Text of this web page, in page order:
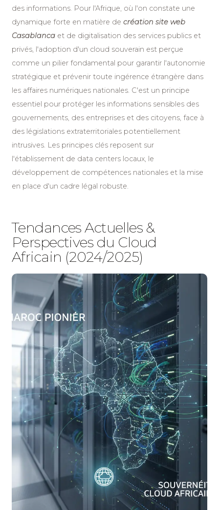
des informations. Pour l'Afrique, où l'on constate une
dynamique forte en matière de création site web
Casablanca et de digitalisation des services publics et
privés, l'adoption d'un cloud souverain est perçue
comme un pilier fondamental pour garantir l'autonomie
stratégique et prévenir toute ingérence étrangère dans
les affaires numériques nationales. C'est un principe
essentiel pour protéger les informations sensibles des
gouvernements, des entreprises et des citoyens, face à
des législations extraterritoriales potentiellement
intrusives. Les principes clés reposent sur
l'établissement de data centers locaux, le
développement de compétences nationales et la mise
en place d'un cadre légal robuste.
Tendances Actuelles &
Perspectives du Cloud
Africain (2024/2025)